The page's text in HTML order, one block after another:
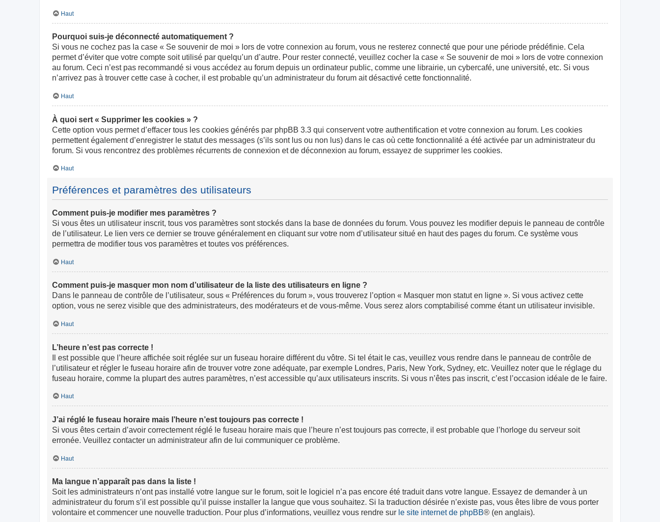
Haut
Pourquoi suis-je déconnecté automatiquement ?
Si vous ne cochez pas la case « Se souvenir de moi » lors de votre connexion au forum, vous ne resterez connecté que pour une période prédéfinie. Cela
permet d’éviter que votre compte soit utilisé par quelqu’un d’autre. Pour rester connecté, veuillez cocher la case « Se souvenir de moi » lors de votre connexion
au forum. Ceci n’est pas recommandé si vous accédez au forum depuis un ordinateur public, comme une librairie, un cybercafé, une université, etc. Si vous
n’arrivez pas à trouver cette case à cocher, il est probable qu’un administrateur du forum ait désactivé cette fonctionnalité.
Haut
À quoi sert « Supprimer les cookies » ?
Cette option vous permet d’effacer tous les cookies générés par phpBB 3.3 qui conservent votre authentification et votre connexion au forum. Les cookies
permettent également d’enregistrer le statut des messages (s’ils sont lus ou non lus) dans le cas où cette fonctionnalité a été activée par un administrateur du
forum. Si vous rencontrez des problèmes récurrents de connexion et de déconnexion au forum, essayez de supprimer les cookies.
Haut
Préférences et paramètres des utilisateurs
Comment puis-je modifier mes paramètres ?
Si vous êtes un utilisateur inscrit, tous vos paramètres sont stockés dans la base de données du forum. Vous pouvez les modifier depuis le panneau de contrôle
de l’utilisateur. Le lien vers ce dernier se trouve généralement en cliquant sur votre nom d’utilisateur situé en haut des pages du forum. Ce système vous
permettra de modifier tous vos paramètres et toutes vos préférences.
Haut
Comment puis-je masquer mon nom d’utilisateur de la liste des utilisateurs en ligne ?
Dans le panneau de contrôle de l’utilisateur, sous « Préférences du forum », vous trouverez l’option « Masquer mon statut en ligne ». Si vous activez cette
option, vous ne serez visible que des administrateurs, des modérateurs et de vous-même. Vous serez alors comptabilisé comme étant un utilisateur invisible.
Haut
L’heure n’est pas correcte !
Il est possible que l’heure affichée soit réglée sur un fuseau horaire différent du vôtre. Si tel était le cas, veuillez vous rendre dans le panneau de contrôle de
l’utilisateur et régler le fuseau horaire afin de trouver votre zone adéquate, par exemple Londres, Paris, New York, Sydney, etc. Veuillez noter que le réglage du
fuseau horaire, comme la plupart des autres paramètres, n’est accessible qu’aux utilisateurs inscrits. Si vous n’êtes pas inscrit, c’est l’occasion idéale de le faire.
Haut
J’ai réglé le fuseau horaire mais l’heure n’est toujours pas correcte !
Si vous êtes certain d’avoir correctement réglé le fuseau horaire mais que l’heure n’est toujours pas correcte, il est probable que l’horloge du serveur soit
erronée. Veuillez contacter un administrateur afin de lui communiquer ce problème.
Haut
Ma langue n’apparaît pas dans la liste !
Soit les administrateurs n’ont pas installé votre langue sur le forum, soit le logiciel n’a pas encore été traduit dans votre langue. Essayez de demander à un
administrateur du forum s’il est possible qu’il puisse installer la langue que vous souhaitez. Si la traduction désirée n’existe pas, vous êtes libre de vous porter
volontaire et commencer une nouvelle traduction. Pour plus d’informations, veuillez vous rendre sur le site internet de phpBB® (en anglais).